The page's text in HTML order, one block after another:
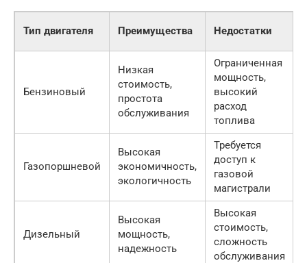
Тип двигателя Преимущества Недостатки
Бензиновый
Низкая
стоимость,
простота
обслуживания
Ограниченная
мощность,
высокий
расход
топлива
Газопоршневой
Высокая
экономичность,
экологичность
Требуется
доступ к
газовой
магистрали
Дизельный
Высокая
мощность,
надежность
Высокая
стоимость,
сложность
обслуживания